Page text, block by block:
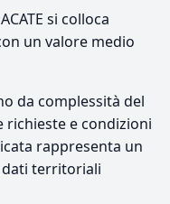
si colloca
un valore medio
da complessità del
richieste e condizioni
rappresenta un
territoriali